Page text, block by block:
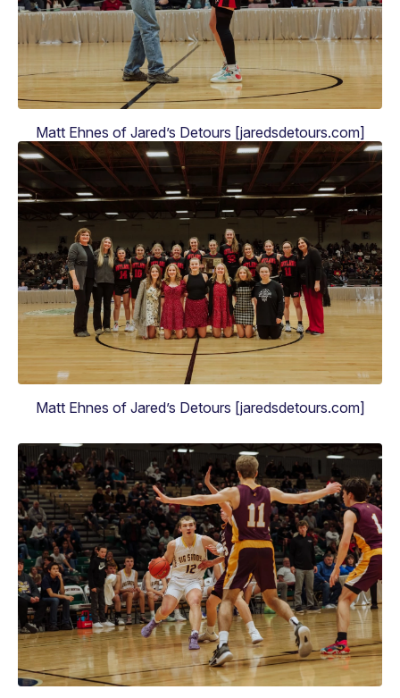
Matt Ehnes of Jared’s Detours [jaredsdetours.com]
Matt Ehnes of Jared’s Detours [jaredsdetours.com]